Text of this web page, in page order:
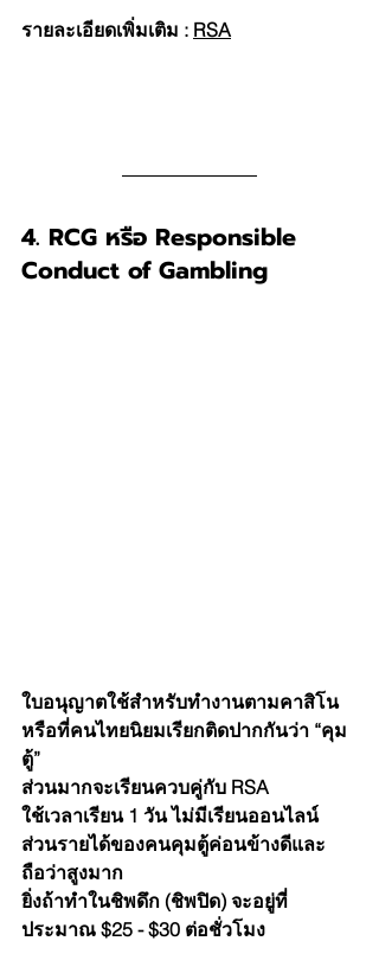
รายละเอียดเพิ่มเติม : RSA
4. RCG หรือ Responsible
Conduct of Gambling
ใบอนุญาตใช้สำหรับทำงานตามคาสิโน
หรือที่คนไทยนิยมเรียกติดปากกันว่า “คุม
ตู้”
ส่วนมากจะเรียนควบคู่กับ RSA
ใช้เวลาเรียน 1 วัน ไม่มีเรียนออนไลน์
ส่วนรายได้ของคนคุมตู้ค่อนข้างดีและ
ถือว่าสูงมาก
ยิ่งถ้าทำในชิพดึก (ชิพปิด) จะอยู่ที่
ประมาณ $25 - $30 ต่อชั่วโมง